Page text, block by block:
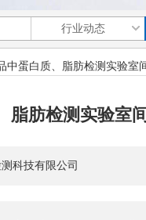
中蛋白质、脂肪检测实验
脂肪检测实验室
科技有限公司